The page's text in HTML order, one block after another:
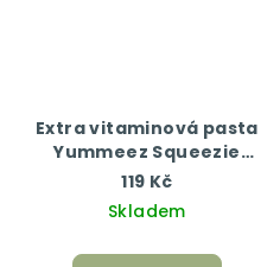
Extra vitaminová pasta
Yummeez Squeezie
Junior 100 g
119 Kč
Skladem